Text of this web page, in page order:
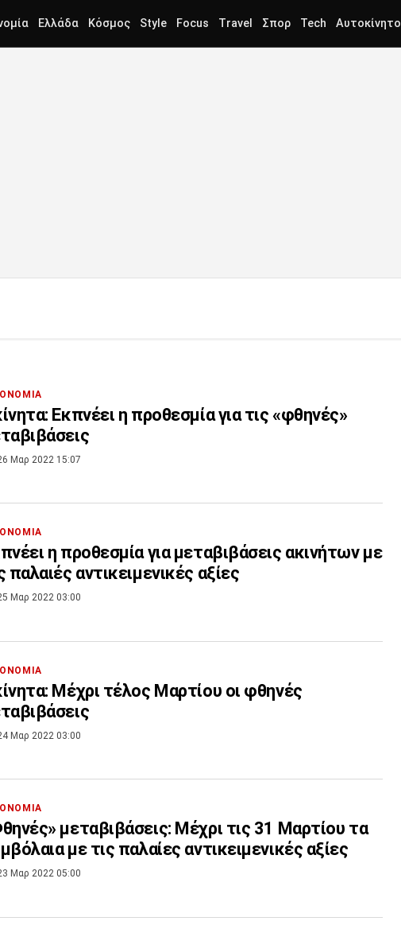
Ελλάδα Κόσμος Style Focus Travel Σπορ Tech Αυτοκίνητο
Εκπνέει η προθεσμία για τις «φθηνές»
Μαρ 2022 15:07
η προθεσμία για μεταβιβάσεις ακινήτων με
παλαιές αντικειμενικές αξίες
Μαρ 2022 03:00
Μέχρι τέλος Μαρτίου οι φθηνές
Μαρ 2022 03:00
μεταβιβάσεις: Μέχρι τις 31 Μαρτίου τα
με τις παλαίες αντικειμενικές αξίες
Μαρ 2022 05:00